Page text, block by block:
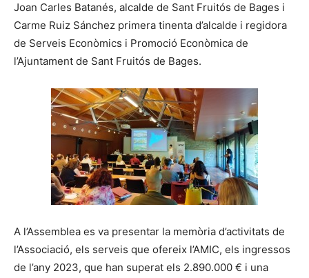
Joan Carles Batanés, alcalde de Sant Fruitós de Bages i
Carme Ruiz Sánchez primera tinenta d’alcalde i regidora
de Serveis Econòmics i Promoció Econòmica de
l’Ajuntament de Sant Fruitós de Bages.
A l’Assemblea es va presentar la memòria d’activitats de
l’Associació, els serveis que ofereix l’AMIC, els ingressos
de l’any 2023, que han superat els 2.890.000 € i una